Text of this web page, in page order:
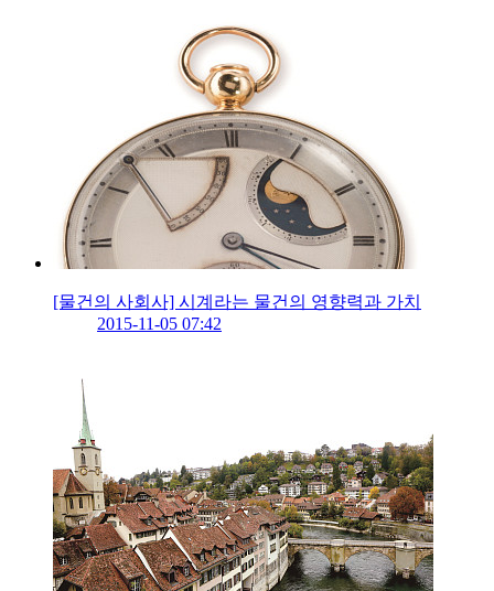
[물건의 사회사] 시계라는 물건의 영향력과 가치
2015-11-05 07:42